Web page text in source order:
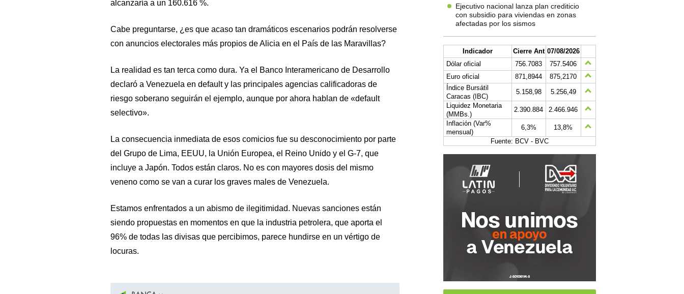
alcanzaría a un 160.616 %.
Cabe preguntarse, ¿es que acaso tan dramáticos escenarios podrán resolverse
con anuncios electorales más propios de Alicia en el País de las Maravillas?
La realidad es tan terca como dura. Ya el Banco Interamericano de Desarrollo
declaró a Venezuela en default y las principales agencias calificadoras de
riesgo soberano seguirán el ejemplo, aunque por ahora hablan de «default
selectivo».
La consecuencia inmediata de esos comicios fue su desconocimiento por parte
del Grupo de Lima, EEUU, la Unión Europea, el Reino Unido y el G-7, que
incluye a Japón. Todos están claros. No es con mayores dosis del mismo
veneno como se van a curar los graves males de Venezuela.
Estamos enfrentados a un abismo de ilegitimidad. Nuevas sanciones están
siendo propuestas en momentos en que la industria petrolera, que aporta el
96% de todas las divisas que percibimos, parece hundirse en un vértigo de
locuras.
Ejecutivo nacional lanza plan crediticio
con subsidio para viviendas en zonas
afectadas por los sismos
Indicador Cierre Ant 07/08/2026
Dólar oficial
756.7083
757.5406
Euro oficial
871,8944
875,2170
Índice Bursátil
Caracas (IBC)
5.158,98
5.256,49
Liquidez Monetaria
(MMBs.)
2.390.884
2.466.946
Inflación (Var%
mensual)
6,3%
13,8%
Fuente: BCV - BVC